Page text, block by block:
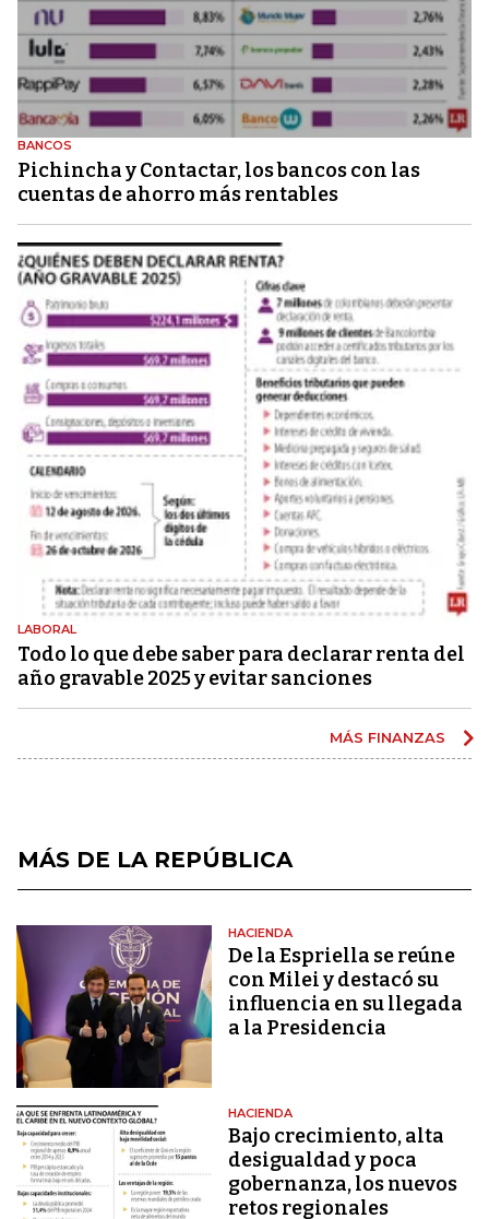
BANCOS
Pichincha y Contactar, los bancos con las
cuentas de ahorro más rentables
LABORAL
Todo lo que debe saber para declarar renta del
año gravable 2025 y evitar sanciones
MÁS FINANZAS
MÁS DE LA REPÚBLICA
HACIENDA
De la Espriella se reúne
con Milei y destacó su
influencia en su llegada
a la Presidencia
HACIENDA
Bajo crecimiento, alta
desigualdad y poca
gobernanza, los nuevos
retos regionales